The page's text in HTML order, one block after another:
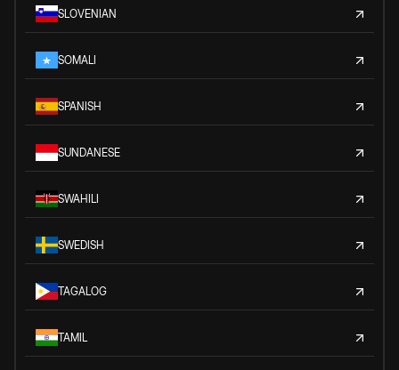
SLOVENIAN
SOMALI
SPANISH
SUNDANESE
SWAHILI
SWEDISH
TAGALOG
TAMIL